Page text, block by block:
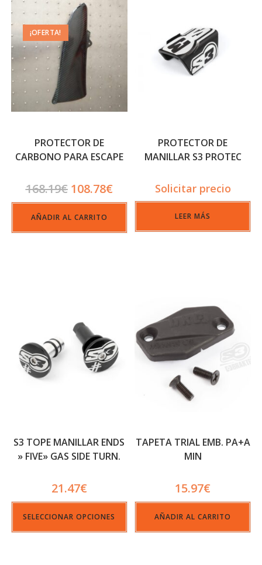
¡OFERTA!
PROTECTOR DE
CARBONO PARA ESCAPE
168.19€ 108.78€
AÑADIR AL CARRITO
PROTECTOR DE
MANILLAR S3 PROTEC
Solicitar precio
LEER MÁS
S3 TOPE MANILLAR ENDS
» FIVE» GAS SIDE TURN.
21.47€
SELECCIONAR OPCIONES
TAPETA TRIAL EMB. PA+A
MIN
15.97€
AÑADIR AL CARRITO